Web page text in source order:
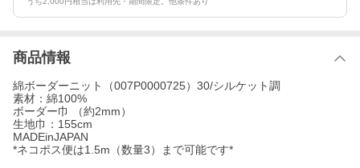
商品情報
綿ボーダーニット（007P0000725）30/シルケット調
素材：綿100%
ボーダー巾 （約2mm）
生地巾：155cm
MADEinJAPAN
*ネコポス便は1.5m（数量3）まで可能です*